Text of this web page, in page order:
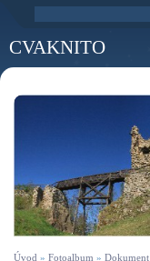
CVAKNITO
Úvod » Fotoalbum » Dokument